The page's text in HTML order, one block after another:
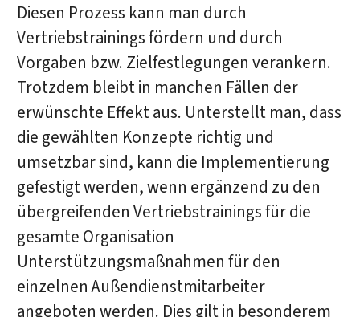
Diesen Prozess kann man durch
Vertriebstrainings fördern und durch
Vorgaben bzw. Zielfestlegungen verankern.
Trotzdem bleibt in manchen Fällen der
erwünschte Effekt aus. Unterstellt man, dass
die gewählten Konzepte richtig und
umsetzbar sind, kann die Implementierung
gefestigt werden, wenn ergänzend zu den
übergreifenden Vertriebstrainings für die
gesamte Organisation
Unterstützungsmaßnahmen für den
einzelnen Außendienstmitarbeiter
angeboten werden. Dies gilt in besonderem